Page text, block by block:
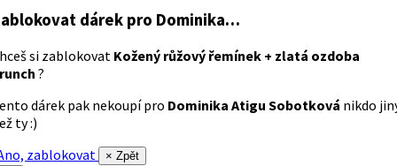
dárek pro Dominika…
si zablokovat Kožený růžový řemínek + zlatá ozdoba
?
dárek pak nekoupí pro Dominika Atigu Sobotková nikdo
ty :)
zablokovat
× Zpět